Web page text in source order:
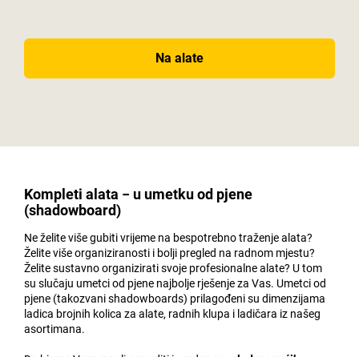
Na alate
Kompleti alata − u umetku od pjene
(shadowboard)
Ne želite više gubiti vrijeme na bespotrebno traženje alata?
Želite više organiziranosti i bolji pregled na radnom mjestu?
Želite sustavno organizirati svoje profesionalne alate? U tom
su slučaju umetci od pjene najbolje rješenje za Vas. Umetci od
pjene (takozvani shadowboards) prilagođeni su dimenzijama
ladica brojnih kolica za alate, radnih klupa i ladičara iz našeg
asortimana.